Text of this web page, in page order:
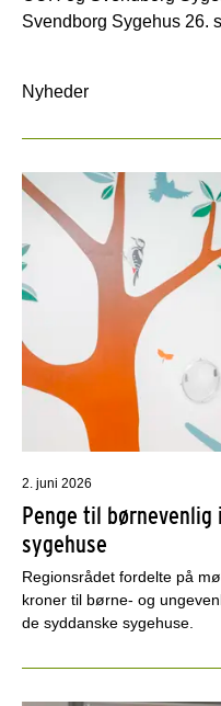
Svendborg Sygehus 26.
Nyheder
2. juni 2026
Penge til børnevenlig
sygehuse
Regionsrådet fordelte på
kroner til børne- og
de syddanske sygehuse.